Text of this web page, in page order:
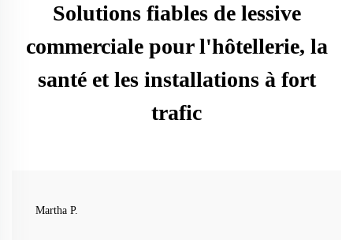
Solutions fiables de lessive
commerciale pour l'hôtellerie, la
santé et les installations à fort
trafic
Martha P.